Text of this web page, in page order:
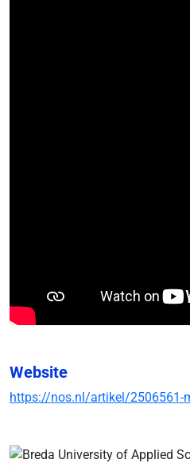
Website
https://nos.nl/artikel/2506561-